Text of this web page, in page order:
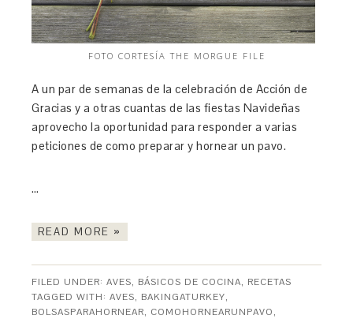
FOTO CORTESÍA THE MORGUE FILE
A un par de semanas de la celebración de Acción de
Gracias y a otras cuantas de las fiestas Navideñas
aprovecho la oportunidad para responder a varias
peticiones de como preparar y hornear un pavo.
…
READ MORE »
FILED UNDER:AVES, BÁSICOS DE COCINA, RECETAS
TAGGED WITH:AVES, BAKINGATURKEY,
BOLSASPARAHORNEAR, COMOHORNEARUNPAVO,